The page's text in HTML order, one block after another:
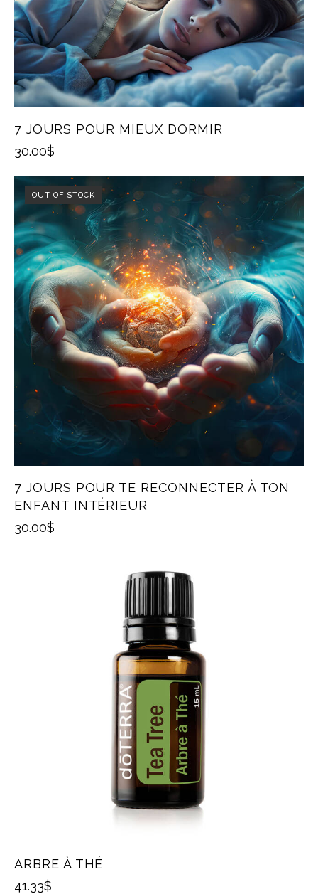
7 JOURS POUR MIEUX DORMIR
30.00$
OUT OF STOCK
7 JOURS POUR TE RECONNECTER À TON
ENFANT INTÉRIEUR
30.00$
ARBRE À THÉ
41.33$